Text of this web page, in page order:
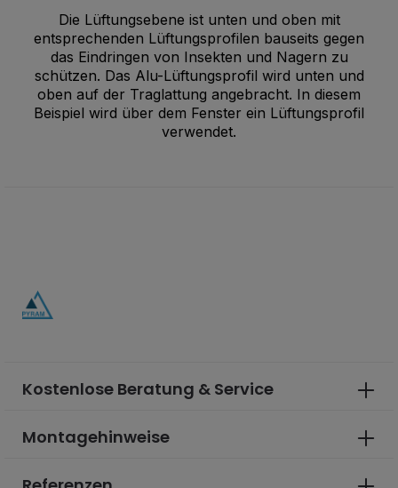
Die Lüftungsebene ist unten und oben mit
entsprechenden Lüftungsprofilen bauseits gegen
das Eindringen von Insekten und Nagern zu
schützen. Das Alu-Lüftungsprofil wird unten und
oben auf der Traglattung angebracht. In diesem
Beispiel wird über dem Fenster ein Lüftungsprofil
verwendet.
Kostenlose Beratung & Service
Montagehinweise